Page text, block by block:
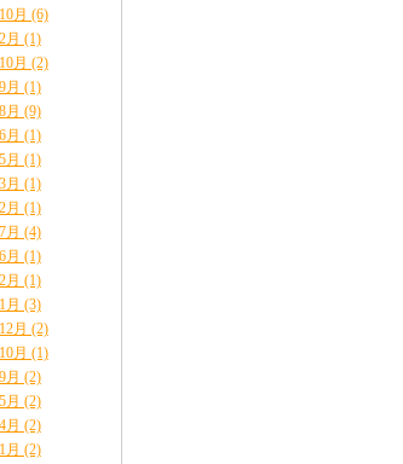
月 (6)
月 (1)
月 (2)
月 (1)
月 (9)
月 (1)
月 (1)
月 (1)
月 (1)
月 (4)
月 (1)
月 (1)
月 (3)
月 (2)
月 (1)
月 (2)
月 (2)
月 (2)
月 (2)